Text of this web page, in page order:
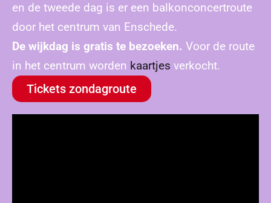
en de tweede dag is er een balkonconcertroute
door het centrum van Enschede.
De wijkdag is gratis te bezoeken. Voor de route
in het centrum worden kaartjes verkocht.
Tickets zondagroute